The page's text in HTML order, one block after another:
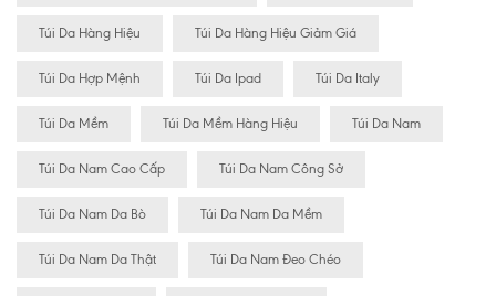
Túi Da Hàng Hiệu Túi Da Hàng Hiệu Giảm Giá
Túi Da Hợp Mệnh Túi Da Ipad Túi Da Italy
Túi Da Mềm Túi Da Mềm Hàng Hiệu Túi Da Nam
Túi Da Nam Cao Cấp Túi Da Nam Công Sở
Túi Da Nam Da Bò Túi Da Nam Da Mềm
Túi Da Nam Da Thật Túi Da Nam Đeo Chéo